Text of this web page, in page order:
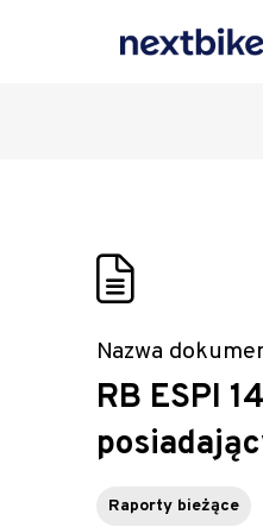
Nazwa
RB ESPI
Raporty bieżące